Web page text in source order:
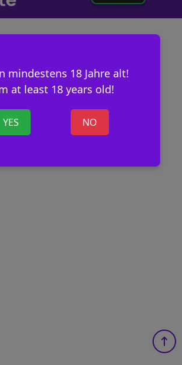
mindestens 18 Jahre alt!
at least 18 years old!
YES NO